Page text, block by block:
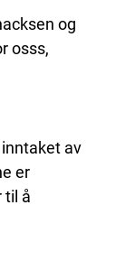
og
osss,
av
er
til å